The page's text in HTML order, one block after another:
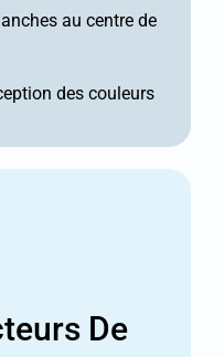
au centre de
des couleurs
De